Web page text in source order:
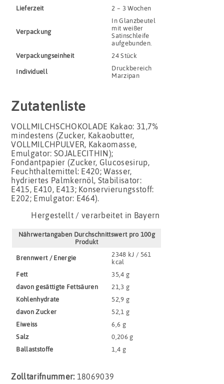
Lieferzeit
2 – 3 Wochen
Verpackung
In Glanzbeutel
mit weißer
Satinschleife
aufgebunden.
Verpackungs­einheit
24 Stück
Indivi­duell
Druckbereich
Marzipan
Zutatenliste
VOLLMILCHSCHOKOLADE Kakao: 31,7%
mindestens (Zucker, Kakaobutter,
VOLLMILCHPULVER, Kakaomasse,
Emulgator: SOJALECITHIN);
Fondantpapier (Zucker, Glucosesirup,
Feuchthaltemittel: E420; Wasser,
hydriertes Palmkernöl, Stabilisator:
E415, E410, E413; Konservierungsstoff:
E202; Emulgator: E464).
Hergestellt / verarbeitet in Bayern
Nährwertangaben Durchschnittswert pro 100g
Produkt
Brennwert / Energie
2348 kJ / 561
kcal
Fett
35,4 g
davon gesättigte Fettsäuren
21,3 g
Kohlenhydrate
52,9 g
davon Zucker
52,1 g
Eiweiss
6,6 g
Salz
0,206 g
Ballaststoffe
1,4 g
Zolltarifnummer: 18069039